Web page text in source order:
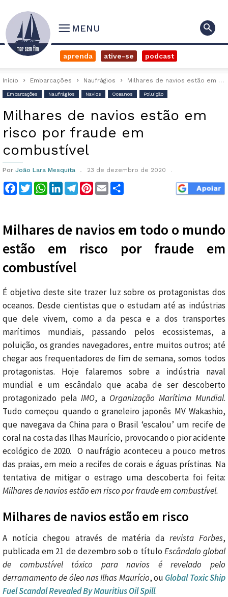
MENU
aprenda ative-se podcast
Início Embarcações Naufrágios Milhares de navios estão em risco por fraude em combustível
Embarcações Naufrágios Navios Oceanos Poluição
Milhares de navios estão em
risco por fraude em
combustível
Por João Lara Mesquita 23 de dezembro de 2020
Facebook
TwitterWhatsApp
LinkedInTelegram
Pinterest
Email
Milhares de navios em todo o mundo
estão em risco por fraude em
combustível
É objetivo deste site trazer luz sobre os protagonistas dos
oceanos. Desde cientistas que o estudam até as indústrias
que dele vivem, como a da pesca e a dos transportes
marítimos mundiais, passando pelos ecossistemas, a
poluição, os grandes navegadores, entre muitos outros; até
chegar aos frequentadores de fim de semana, somos todos
protagonistas. Hoje falaremos sobre a indústria naval
mundial e um escândalo que acaba de ser descoberto
protagonizado pela IMO, a Organização Marítima Mundial.
Tudo começou quando o graneleiro japonês MV Wakashio,
que navegava da China para o Brasil ‘escalou’ um recife de
coral na costa das Ilhas Maurício, provocando o pior acidente
ecológico de 2020. O naufrágio aconteceu a pouco metros
das praias, em meio a recifes de corais e águas prístinas. Na
tentativa de mitigar o estrago uma descoberta foi feita:
Milhares de navios estão em risco por fraude em combustível.
Milhares de navios estão em risco
A notícia chegou através de matéria darevista Forbes,
publicada em 21 de dezembro sob o título Escândalo global
de combustível tóxico para navios é revelado pelo
derramamento de óleo nas Ilhas Maurício, ou Global Toxic Ship
Fuel Scandal Revealed By Mauritius Oil Spill.